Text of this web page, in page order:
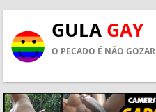
GULA GAY
O PECADO É NÃO GOZAR